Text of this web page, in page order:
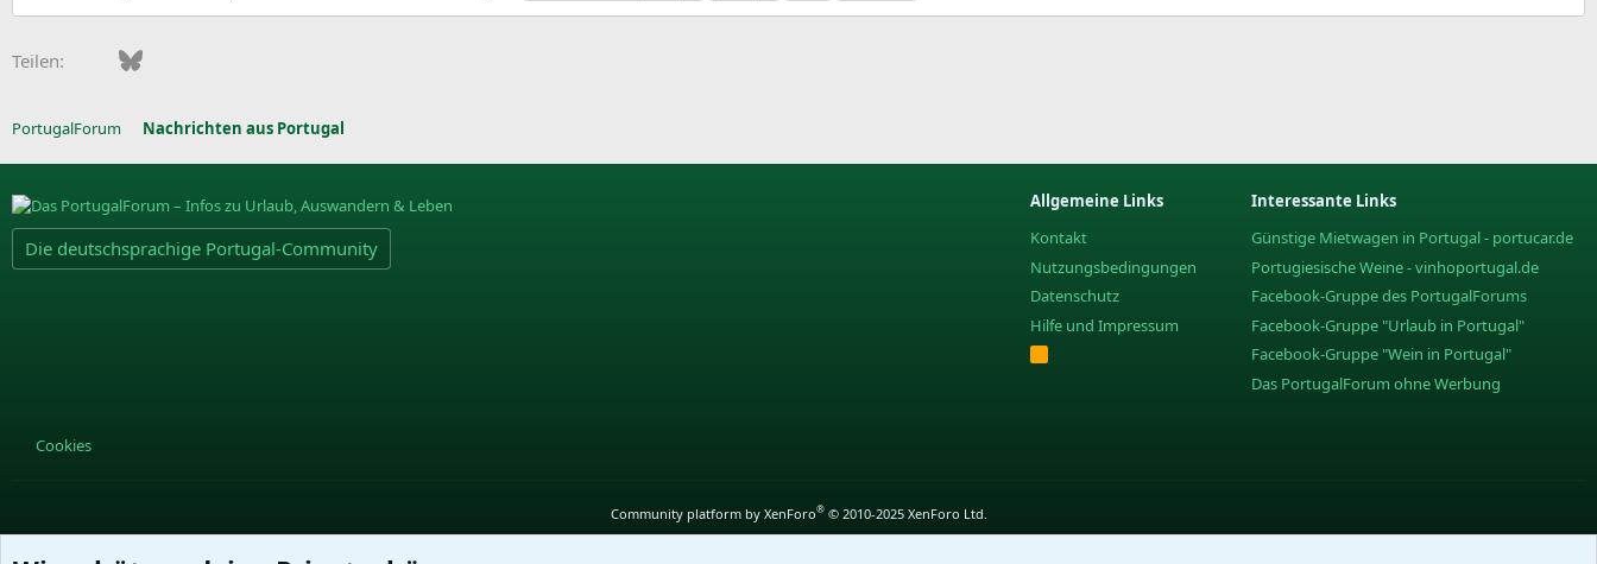
Teilen: FacebookBluesky
PortugalForum Nachrichten aus Portugal
Die deutschsprachige Portugal-Community
Allgemeine Links
Kontakt
Nutzungsbedingungen
Datenschutz
Hilfe und Impressum
R
Interessante Links
Günstige Mietwagen in Portugal - portucar.de
Portugiesische Weine - vinhoportugal.de
Facebook-Gruppe des PortugalForums
Facebook-Gruppe "Urlaub in Portugal"
Facebook-Gruppe "Wein in Portugal"
Das PortugalForum ohne Werbung
Cookies
Community platform by XenForo® © 2010-2025 XenForo Ltd.